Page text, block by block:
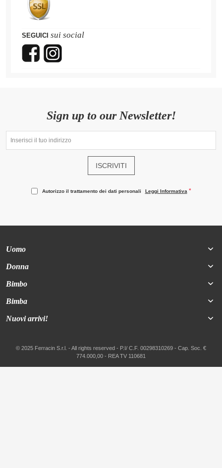
SEGUICI sui social
Sign up to our Newsletter!
ISCRIVITI
Autorizzo il trattamento dei dati personali Leggi Informativa
Uomo
Donna
Bimbo
Bimba
Nuovi arrivi!
© 2025 Ferracin S.r.l. - All rights reserved - P.I/ C.F. 00298310269 - Cap. Soc. €
774.000,00 - REA TV 110681